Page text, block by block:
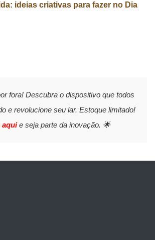
ideias criativas para fazer no Dia
fora! Descubra o dispositivo que todos
e revolucione seu lar. Estoque limitado!
aquie seja parte da inovação. 🌟